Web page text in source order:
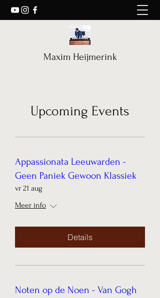
Maxim Heijmerink
Upcoming Events
Appassionata Leeuwarden -
Geen Paniek Gewoon Klassiek
vr 21 aug
Meer info
Details
Noten op de Noen - Van Gogh